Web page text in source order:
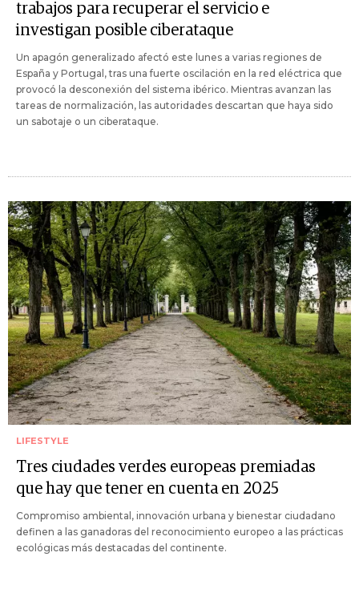
trabajos para recuperar el servicio e
investigan posible ciberataque
Un apagón generalizado afectó este lunes a varias regiones de
España y Portugal, tras una fuerte oscilación en la red eléctrica que
provocó la desconexión del sistema ibérico. Mientras avanzan las
tareas de normalización, las autoridades descartan que haya sido
un sabotaje o un ciberataque.
LIFESTYLE
Tres ciudades verdes europeas premiadas
que hay que tener en cuenta en 2025
Compromiso ambiental, innovación urbana y bienestar ciudadano
definen a las ganadoras del reconocimiento europeo a las prácticas
ecológicas más destacadas del continente.